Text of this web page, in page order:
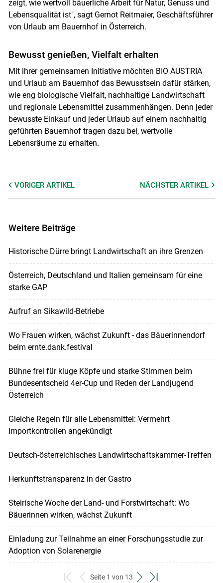
zeigt, wie wertvoll bäuerliche Arbeit für Natur, Genuss und
Lebensqualität ist", sagt Gernot Reitmaier, Geschäftsführer
von Urlaub am Bauernhof in Österreich.
Bewusst genießen, Vielfalt erhalten
Mit ihrer gemeinsamen Initiative möchten BIO AUSTRIA
und Urlaub am Bauernhof das Bewusstsein dafür stärken,
wie eng biologische Vielfalt, nachhaltige Landwirtschaft
und regionale Lebensmittel zusammenhängen. Denn jeder
bewusste Einkauf und jeder Urlaub auf einem nachhaltig
geführten Bauernhof tragen dazu bei, wertvolle
Lebensräume zu erhalten.
VORIGER ARTIKEL NÄCHSTERARTIKEL
Weitere Beiträge
Historische Dürre bringt Landwirtschaft an ihre Grenzen
Österreich, Deutschland und Italien gemeinsam für eine
starke GAP
Aufruf an Sikawild-Betriebe
Wo Frauen wirken, wächst Zukunft - das Bäuerinnendorf
beim ernte.dank.festival
Bühne frei für kluge Köpfe und starke Stimmen beim
Bundesentscheid 4er-Cup und Reden der Landjugend
Österreich
Gleiche Regeln für alle Lebensmittel: Vermehrt
Importkontrollen angekündigt
Deutsch-österreichisches Landwirtschaftskammer-Treffen
Herkunftstransparenz in der Gastro
Steirische Woche der Land- und Forstwirtschaft: Wo
Bäuerinnen wirken, wächst Zukunft
Einladung zur Teilnahme an einer Forschungsstudie zur
Adoption von Solarenergie
Seite 1 von 13